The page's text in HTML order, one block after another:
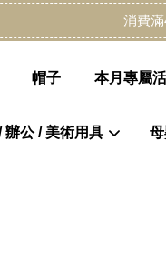
消費
帽子 本月專屬
辦公 / 美術用具